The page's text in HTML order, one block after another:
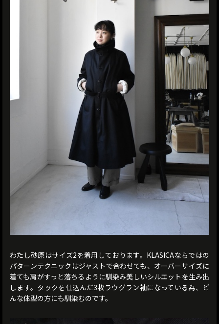
わたし砂原はサイズ2を着用しております。KLASICAならではの
パターンテクニックはジャストで合わせても、オーバーサイズに
着ても肩がすっと落ちるように馴染み美しいシルエットを生み出
します。タックを仕込んだ3枚ラウグラン袖になっている為、ど
んな体型の方にも馴染むのです。